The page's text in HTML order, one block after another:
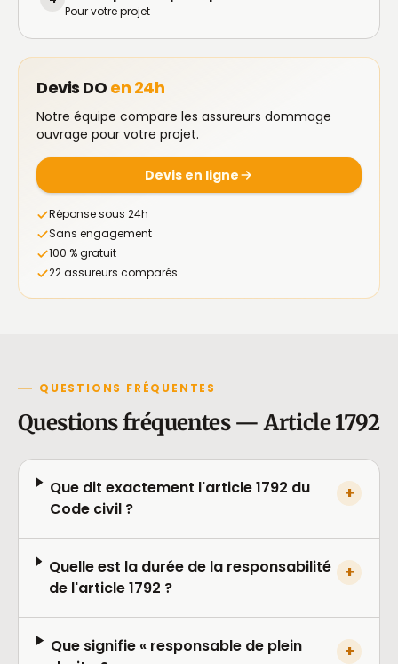
Pour votre projet
Devis DO en 24h
Notre équipe compare les assureurs dommage
ouvrage pour votre projet.
Devis en ligne
Réponse sous 24h
Sans engagement
100 % gratuit
22 assureurs comparés
QUESTIONS FRÉQUENTES
Questions fréquentes — Article 1792
Que dit exactement l'article 1792 du
Code civil ?
+
Quelle est la durée de la responsabilité
de l'article 1792 ?
+
Que signifie « responsable de plein
+